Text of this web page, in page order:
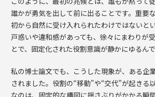
誰かが勇気を出して前に出ることです。重要
初から自然に受け入れられたわけではないと
戸惑いや違和感があっても、徐々にまわりが
とで、固定化された役割意識が静かにゆるんで
私の博士論文でも、こうした現象が、ある企
されました。役割の“移動”や“交代”が起きる